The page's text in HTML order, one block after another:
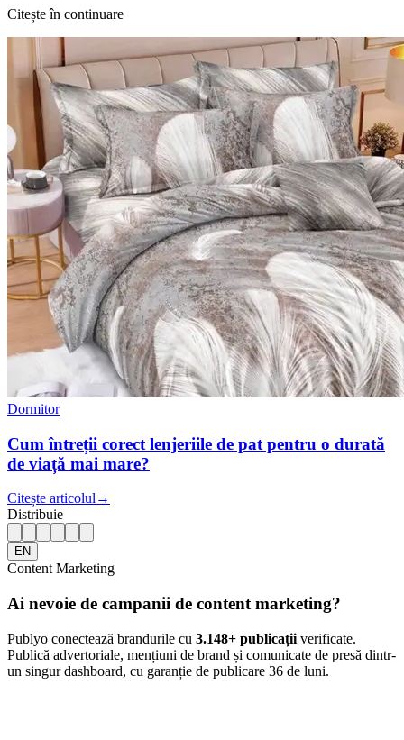
Citește în continuare
Dormitor
Cum întreții corect lenjeriile de pat pentru o durată
de viață mai mare?
Citește articolul→
Distribuie
EN
Content Marketing
Ai nevoie de campanii de content marketing?
Publyo conectează brandurile cu 3.148+ publicații verificate.
Publică advertoriale, mențiuni de brand și comunicate de presă dintr-
un singur dashboard, cu garanție de publicare 36 de luni.